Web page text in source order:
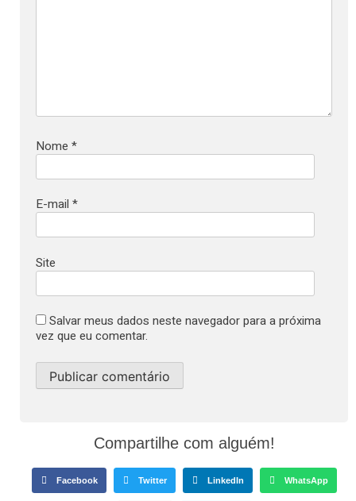
Nome *
E-mail *
Site
Salvar meus dados neste navegador para a próxima
vez que eu comentar.
Compartilhe com alguém!
Facebook Twitter LinkedIn WhatsApp